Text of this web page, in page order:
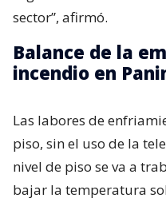
sector”, afirmó.
Balance de la
incendio en
Las labores de
piso, sin el uso de la
nivel de piso se va a
bajar la temperatura